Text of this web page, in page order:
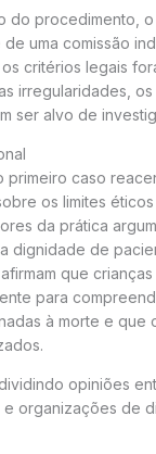
do procedimento,
de uma comissão
critérios legais
irregularidades,
ser alvo de
primeiro caso
os limites
da prática
dignidade de
que
para
à morte e que
opiniões
organizações de